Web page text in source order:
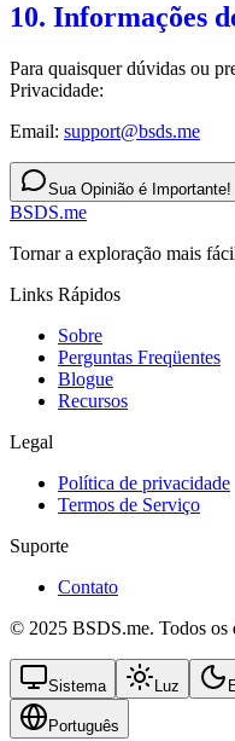
10. Informações
Para quaisquer dúvidas ou
Privacidade:
Email: support@bsds.me
Sua Opinião é Importante!
BSDS.me
Tornar a exploração mais
Links Rápidos
Sobre
Perguntas Freqüentes
Blogue
Recursos
Legal
Política de privacidade
Termos de Serviço
Suporte
Contato
© 2025 BSDS.me. Todos os
Sistema Luz
Português